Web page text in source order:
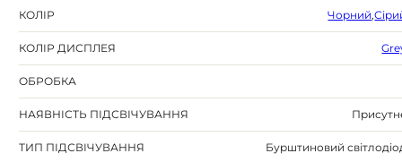
КОЛІР Чорний,
КОЛІР ДИСПЛЕЯ
ОБРОБКА
НАЯВНІСТЬ ПІДСВІЧУВАННЯ
ТИП ПІДСВІЧУВАННЯ Бурштиновий